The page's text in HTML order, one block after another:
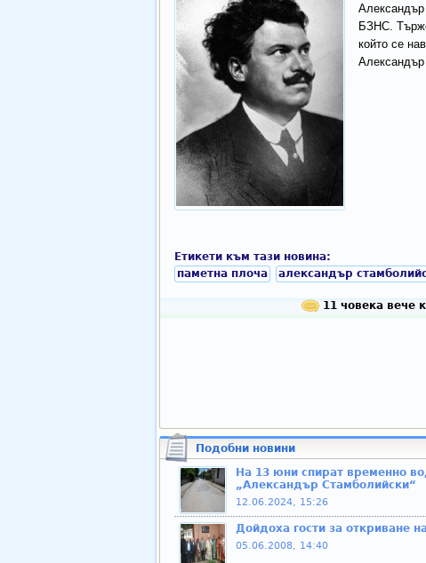
БЗНС.
който се
Етикети към тази новина:
паметна плоча
александър
11 човека вече
Подобни новини
На 13 юни спират временно
„Александър Стамболийски“
12.06.2024, 15:26
Дойдоха гости за откриване
05.06.2008, 14:40